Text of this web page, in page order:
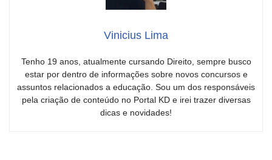
Vinicius Lima
Tenho 19 anos, atualmente cursando Direito, sempre busco
estar por dentro de informações sobre novos concursos e
assuntos relacionados a educação. Sou um dos responsáveis
pela criação de conteúdo no Portal KD e irei trazer diversas
dicas e novidades!